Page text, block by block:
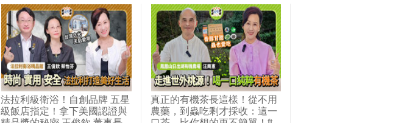
法拉利級衛浴！自創品牌 五星
級飯店指定！拿下美國認證與
真正的有機茶長這樣！從不用
農藥，到蟲吃剩才採收：這一